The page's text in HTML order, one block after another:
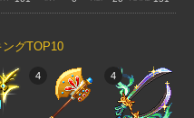
グTOP10
4 4